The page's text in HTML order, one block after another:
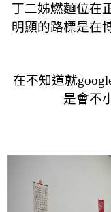
丁二姊燃麵位在
明顯的路標是在
在不知道就
是會不